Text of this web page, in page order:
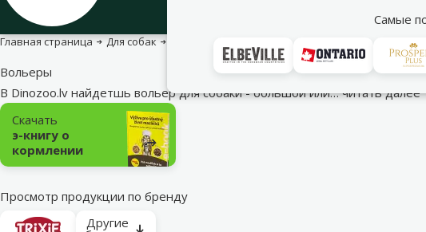
Самые
Главная страница Для собак
Вольеры
В Dinozoo.lv найдетшь вольер для собаки - большой или…читать далее
Подкатегория
Скачать
э-книгу о
кормлении
Просмотр продукции по бренду
Другие